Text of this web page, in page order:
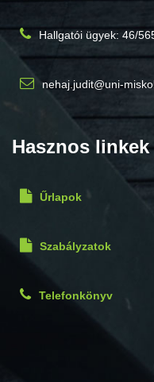
Hallgatói ügyek: 46/
nehaj.judit@uni-
Hasznos linkek
Űrlapok
Szabályzatok
Telefonkönyv